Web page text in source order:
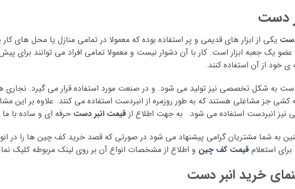
دست
دست یکی از ابزار های قدیمی و پر استفاده بوده که معمولا در تمامی منازل یا محل های
یک جعبه ابزار است. کار با آن دشوار نیست و معمولا تمامی افراد می توانند برای
ی خود از آن استفاده کنند.
دست به شکل تخصصی نیز تولید می شود. و در صنعت مورد استفاده قرار می گیرد.
کشی جز مشاغلی هستند که به طور روزمره از انبردست استفاده می کنند. علاوه بر این
نیز انبردست استفاده می شود. به جهت اطلاع از قیمت انبر دست حرفه ای و ساده با ما
به شما مشتریان گرامی پیشنهاد می شود در صورتی که قصد خرید کف چین ها را در
استعلام قیمت کف چین و اطلاع از مشخصات انواع آن بر روی لینک مربوطه کلیک
خرید انبر دست